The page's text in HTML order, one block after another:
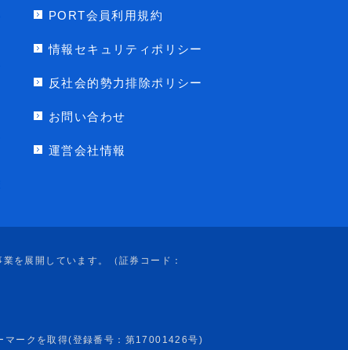
PORT会員利用規約
情報セキュリティポリシー
反社会的勢力排除ポリシー
お問い合わせ
運営会社情報